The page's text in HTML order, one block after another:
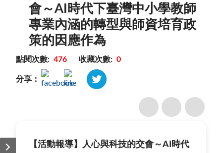
會～AI時代下臺灣中小學教師
專業內涵的轉型與師資培育政
策的因應作為
點閱次數: 476 收藏次數: 0
分享：
【活動報導】人心與科技的交會～AI時代